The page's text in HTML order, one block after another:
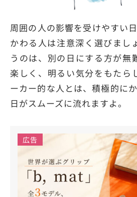
周囲の人の影響を受けやすい
かわる人は注意深く選びまし
うのは、別の日にする方が無
楽しく、明るい気分をもたら
ーカー的な人とは、積極的に
日がスムーズに流れますよ。
広告